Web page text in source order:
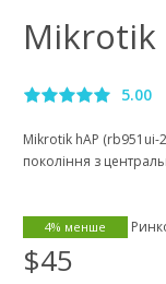
Mikrotik
5.00
Mikrotik hAP
покоління з
4% менше
$45